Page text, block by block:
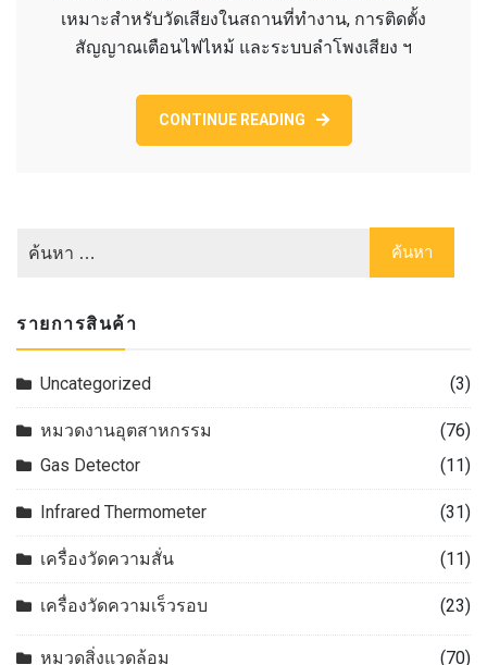
เหมาะสำหรับวัดเสียงในสถานที่ทำงาน, การติดตั้ง
สัญญาณเตือนไฟไหม้ และระบบลำโพงเสียง ฯ
CONTINUE READING
รายการสินค้า
Uncategorized (3)
หมวดงานอุตสาหกรรม
(76)
Gas Detector
(11)
Infrared Thermometer (31)
เครื่องวัดความสั่น (11)
เครื่องวัดความเร็วรอบ (23)
หมวดสิ่งแวดล้อม
(70)